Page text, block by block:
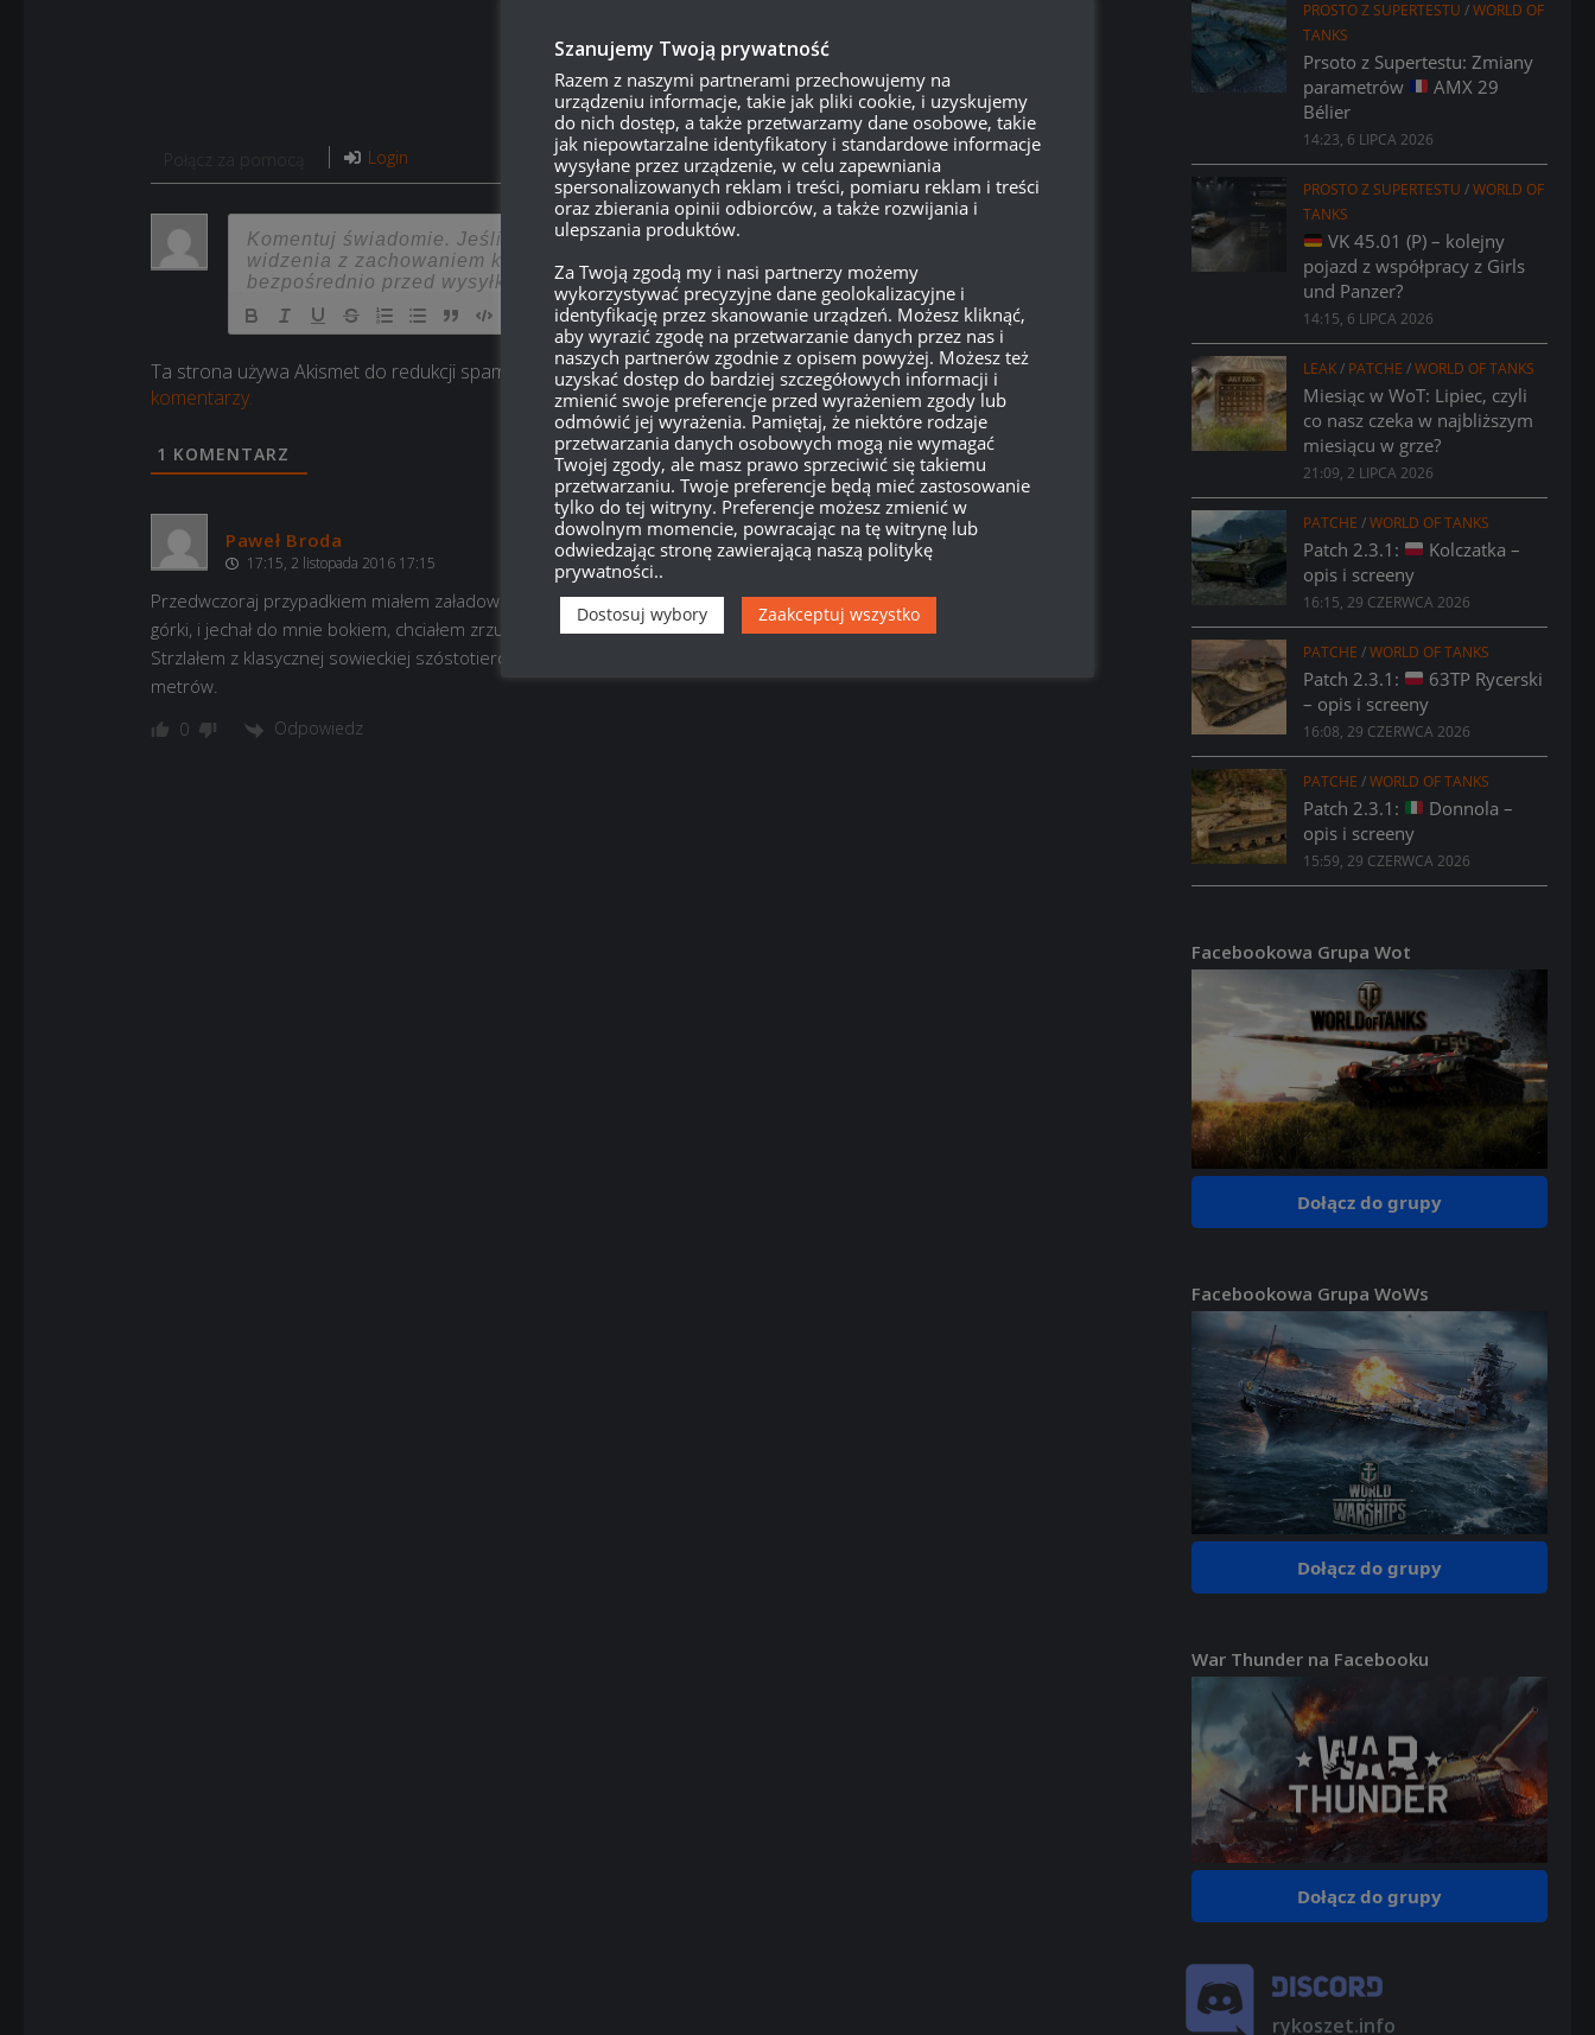
Login
{} [+]
Ta strona używa Akismet do redukcji spamu.
Dowiedz się, w jaki sposób przetwarzane są dane Twoich
komentarzy.
1 KOMENTARZ
Paweł Broda
17:15, 2 listopada 2016 17:15
Przedwczoraj przypadkiem miałem załadowany odłamkowo-burzący ale i tak w niego strzeliłem, wyjechał za
górki, i jechał do mnie bokiem, chciałem zrzucić mu gąskę, nie trafiłem precyzyjnie i weszło za 511HP
Strzlałem z klasycznej sowieckiej szóstotierowej 122mm z wechikułu Special ISU-122×.tak ze 300~330
metrów.
0 Odpowiedz
PROSTO Z SUPERTESTU /WORLD OF
TANKS
Prsoto z Supertestu: Zmiany
parametrów
AMX 29
Bélier
14:23, 6 LIPCA 2026
PROSTO Z SUPERTESTU /WORLD OF
TANKS
VK 45.01 (P) – kolejny
pojazd z współpracy z Girls
und Panzer?
14:15, 6 LIPCA 2026
LEAK/ PATCHE /WORLD OF TANKS
Miesiąc w WoT: Lipiec, czyli
co nasz czeka w najbliższym
miesiącu w grze?
21:09, 2 LIPCA 2026
PATCHE /WORLD OF TANKS
Patch 2.3.1:
Kolczatka –
opis i screeny
16:15, 29 CZERWCA 2026
PATCHE /WORLD OF TANKS
Patch 2.3.1:
63TP Rycerski
– opis i screeny
16:08, 29 CZERWCA 2026
PATCHE /WORLD OF TANKS
Patch 2.3.1:
Donnola –
opis i screeny
15:59, 29 CZERWCA 2026
Facebookowa Grupa Wot
Dołącz do grupy
Facebookowa Grupa WoWs
Dołącz do grupy
War Thunder na Facebooku
Dołącz do grupy
rykoszet.info
Szanujemy Twoją prywatność
Razem z naszymi partnerami przechowujemy na
urządzeniu informacje, takie jak pliki cookie, i uzyskujemy
do nich dostęp, a także przetwarzamy dane osobowe, takie
jak niepowtarzalne identyfikatory i standardowe informacje
wysyłane przez urządzenie, w celu zapewniania
spersonalizowanych reklam i treści, pomiaru reklam i treści
oraz zbierania opinii odbiorców, a także rozwijania i
ulepszania produktów.
Za Twoją zgodą my i nasi partnerzy możemy
wykorzystywać precyzyjne dane geolokalizacyjne i
identyfikację przez skanowanie urządzeń. Możesz kliknąć,
aby wyrazić zgodę na przetwarzanie danych przez nas i
naszych partnerów zgodnie z opisem powyżej. Możesz też
uzyskać dostęp do bardziej szczegółowych informacji i
zmienić swoje preferencje przed wyrażeniem zgody lub
odmówić jej wyrażenia. Pamiętaj, że niektóre rodzaje
przetwarzania danych osobowych mogą nie wymagać
Twojej zgody, ale masz prawo sprzeciwić się takiemu
przetwarzaniu. Twoje preferencje będą mieć zastosowanie
tylko do tej witryny. Preferencje możesz zmienić w
dowolnym momencie, powracając na tę witrynę lub
odwiedzając stronę zawierającą naszą politykę
prywatności..
Dostosuj wybory Zaakceptuj wszystko